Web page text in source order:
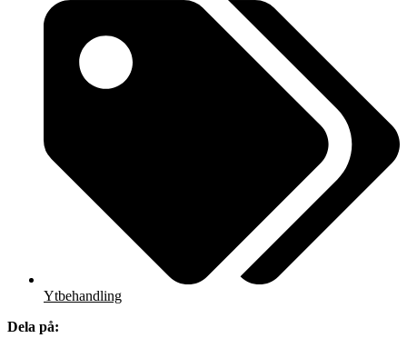
Ytbehandling
Dela på: